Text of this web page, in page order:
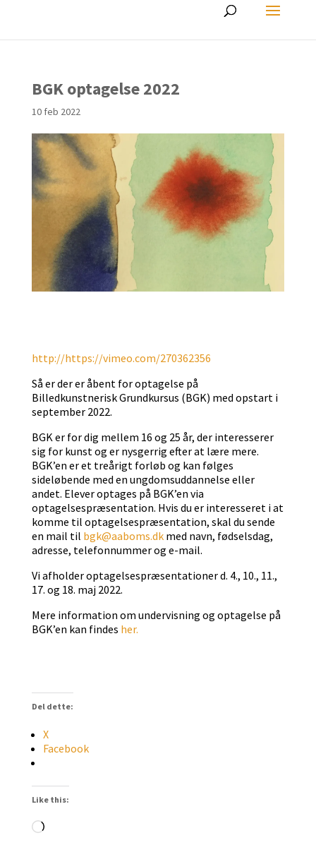
BGK optagelse 2022
10 feb 2022
http://https://vimeo.com/270362356
Så er der er åbent for optagelse på
Billedkunstnerisk Grundkursus (BGK) med opstart i
september 2022.
BGK er for dig mellem 16 og 25 år, der interesserer
sig for kunst og er nysgerrig efter at lære mere.
BGK’en er et treårigt forløb og kan følges
sideløbende med en ungdomsuddannelse eller
andet. Elever optages på BGK’en via
optagelsespræsentation. Hvis du er interesseret i at
komme til optagelsespræsentation, skal du sende
en mail til bgk@aaboms.dkmed navn, fødselsdag,
adresse, telefonnummer og e-mail.
Vi afholder optagelsespræsentationer d. 4., 10., 11.,
17. og 18. maj 2022.
Mere information om undervisning og optagelse på
BGK’en kan findes her.
Del dette:
X
Facebook
Like this:
Loading…